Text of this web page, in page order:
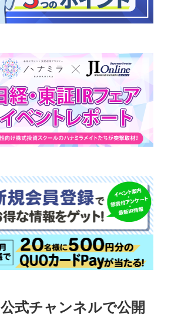
公式チャンネルで公開